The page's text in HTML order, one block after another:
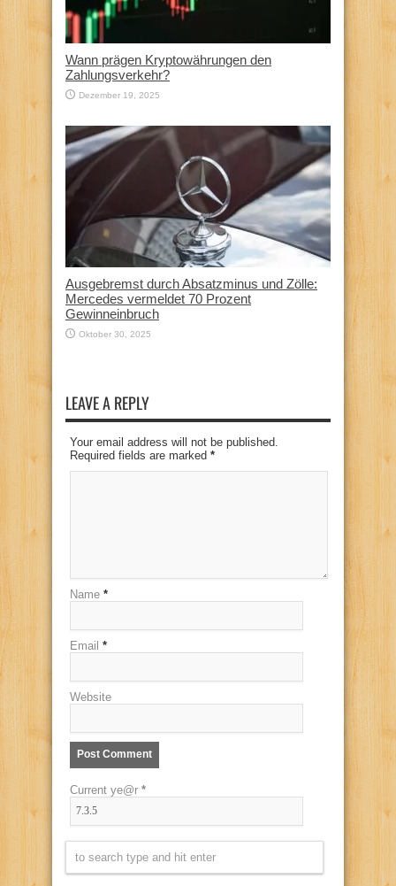
Wann prägen Kryptowährungen den
Zahlungsverkehr?
Dezember 19, 2025
Ausgebremst durch Absatzminus und Zölle:
Mercedes vermeldet 70 Prozent
Gewinneinbruch
Oktober 30, 2025
LEAVE A REPLY
Your email address will not be published.
Required fields are marked *
Name *
Email *
Website
Current ye@r *